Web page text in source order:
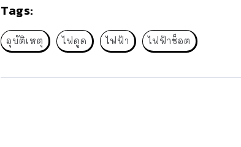
Tags:
อุบัติเหตุ ไฟดูด ไฟฟ้า ไฟฟ้าช็อต